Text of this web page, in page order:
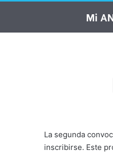
Mi
La segunda
inscribirse. Este